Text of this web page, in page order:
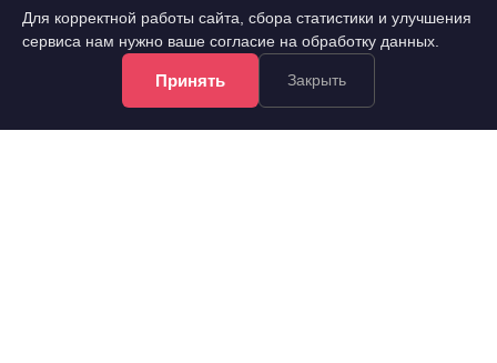
Для корректной работы сайта, сбора статистики и улучшения
сервиса нам нужно ваше согласие на обработку данных.
Принять Закрыть